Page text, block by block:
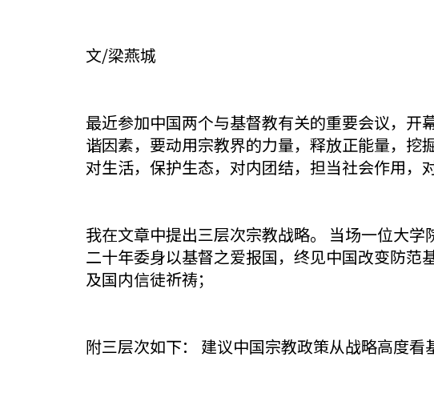
文/梁燕城
最近参加中国两个与基督教有关的重要会议，
谐因素，要动用宗教界的力量，释放正能量，
对生活，保护生态，对内团结，担当社会作用，
我在文章中提出三层次宗教战略。 当场一位大
二十年委身以基督之爱报国，终见中国改变防
及国内信徒祈祷；
附三层次如下： 建议中国宗教政策从战略高度